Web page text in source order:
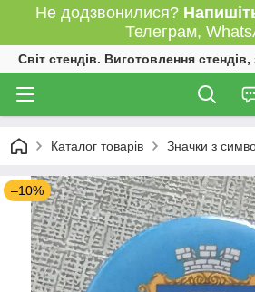
Не додзвонилися?
Телеграм,
Світ стендів. Виготовлення стендів,
Каталог товарів Значки з
–10%